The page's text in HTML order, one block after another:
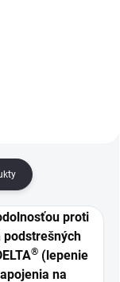
proti
podstrešných
® (lepenie
na